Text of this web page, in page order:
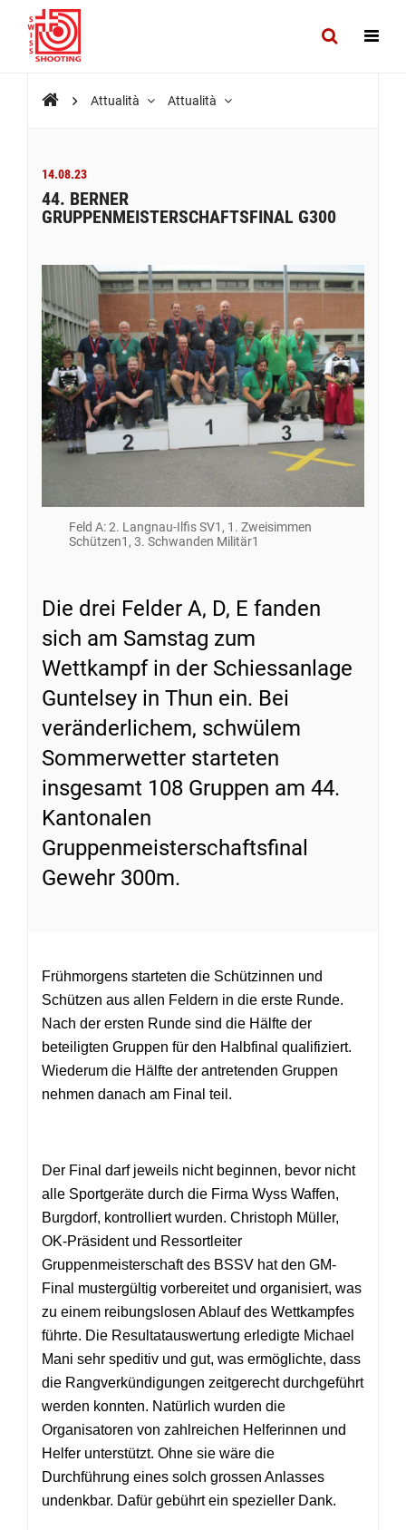
Attualità Attualità
14.08.23
44. BERNER
GRUPPENMEISTERSCHAFTSFINAL G300
Feld A: 2. Langnau-Ilfis SV1, 1. Zweisimmen
Schützen1, 3. Schwanden Militär1
Die drei Felder A, D, E fanden
sich am Samstag zum
Wettkampf in der Schiessanlage
Guntelsey in Thun ein. Bei
veränderlichem, schwülem
Sommerwetter starteten
insgesamt 108 Gruppen am 44.
Kantonalen
Gruppenmeisterschaftsfinal
Gewehr 300m.
Frühmorgens starteten die Schützinnen und
Schützen aus allen Feldern in die erste Runde.
Nach der ersten Runde sind die Hälfte der
beteiligten Gruppen für den Halbfinal qualifiziert.
Wiederum die Hälfte der antretenden Gruppen
nehmen danach am Final teil.
Der Final darf jeweils nicht beginnen, bevor nicht
alle Sportgeräte durch die Firma Wyss Waffen,
Burgdorf, kontrolliert wurden. Christoph Müller,
OK-Präsident und Ressortleiter
Gruppenmeisterschaft des BSSV hat den GM-
Final mustergültig vorbereitet und organisiert, was
zu einem reibungslosen Ablauf des Wettkampfes
führte. Die Resultatauswertung erledigte Michael
Mani sehr speditiv und gut, was ermöglichte, dass
die Rangverkündigungen zeitgerecht durchgeführt
werden konnten. Natürlich wurden die
Organisatoren von zahlreichen Helferinnen und
Helfer unterstützt. Ohne sie wäre die
Durchführung eines solch grossen Anlasses
undenkbar. Dafür gebührt ein spezieller Dank.